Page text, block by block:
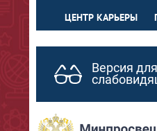
ЦЕНТР КАРЬЕРЫ
Версия для